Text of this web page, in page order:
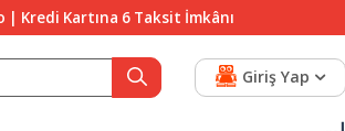
| Kredi Kartına 6 Taksit İmkânı
Giriş Yap